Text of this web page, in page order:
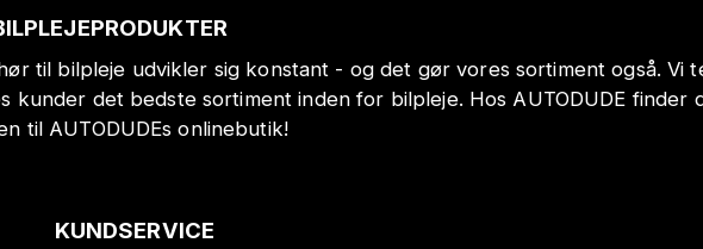
til bilpleje udvikler sig konstant - og det gør vores sortiment også.
kunder det bedste sortiment inden for bilpleje. Hos AUTODUDE
til AUTODUDEs onlinebutik!
KUNDSERVICE